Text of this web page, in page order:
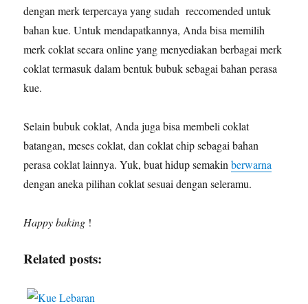
dengan merk terpercaya yang sudah reccomended untuk
bahan kue. Untuk mendapatkannya, Anda bisa memilih
merk coklat secara online yang menyediakan berbagai merk
coklat termasuk dalam bentuk bubuk sebagai bahan perasa
kue.
Selain bubuk coklat, Anda juga bisa membeli coklat
batangan, meses coklat, dan coklat chip sebagai bahan
perasa coklat lainnya. Yuk, buat hidup semakinberwarna
dengan aneka pilihan coklat sesuai dengan seleramu.
Happy baking !
Related posts: